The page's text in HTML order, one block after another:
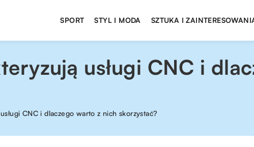
SPORT STYL I MODA SZTUKA I
usługi CNC i
CNC i dlaczego warto z nich skorzystać?